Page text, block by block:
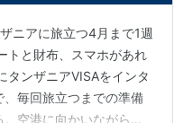
ニアに旅立つ4月まで1週
トと財布、スマホがあれ
タンザニアVISAをインタ
毎回旅立つまでの準備
空港に向かいながら海